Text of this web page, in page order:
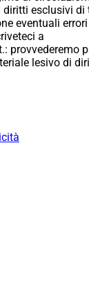
esclusivi di
eventuali errori
a
provvederemo
lesivo di